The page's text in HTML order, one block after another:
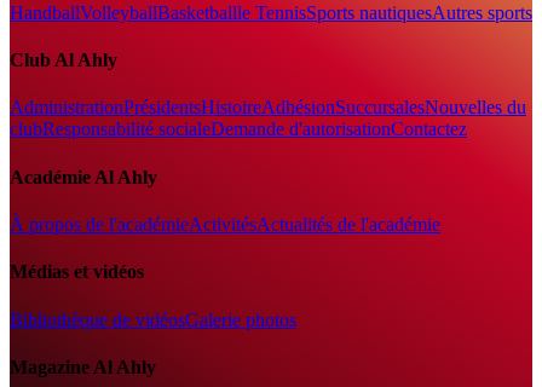
HandballVolleyballBasketballle TennisSports nautiquesAutres sports
Club Al Ahly
AdministrationPrésidentsHistoireAdhésionSuccursalesNouvelles du
clubResponsabilité socialeDemande d'autorisationContactez
Académie Al Ahly
À propos de l'académieActivitésActualités de l'académie
Médias et vidéos
Bibliothèque de vidéosGalerie photos
Magazine Al Ahly